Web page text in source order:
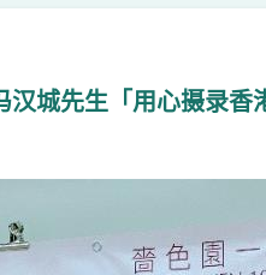
城先生「用心摄录香